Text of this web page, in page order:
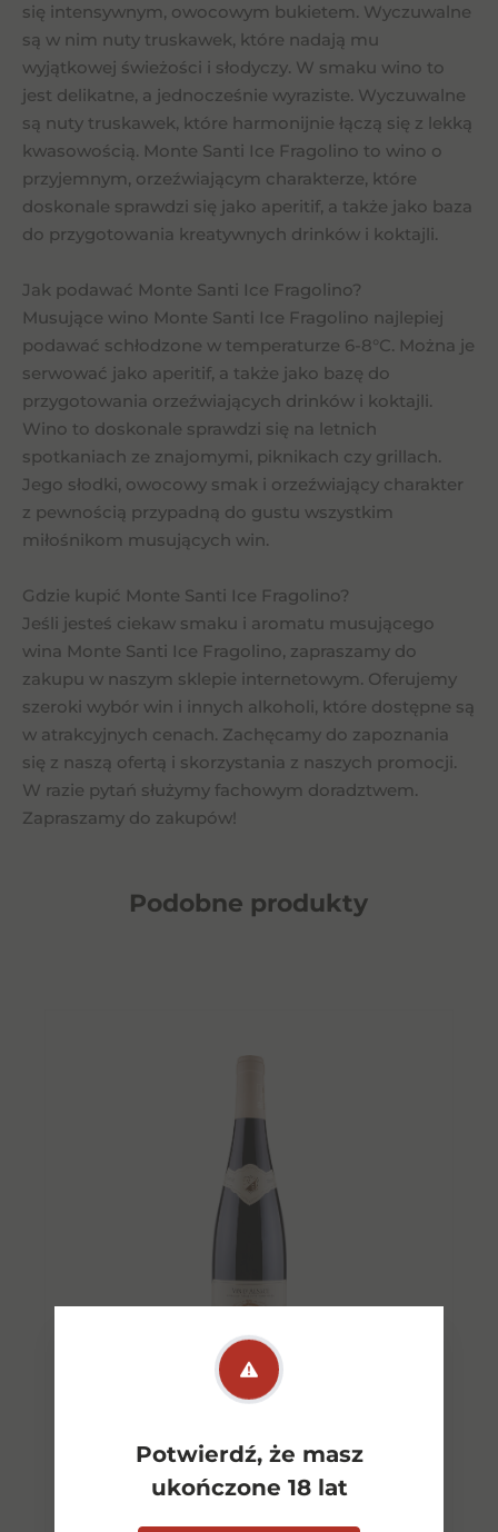
Potwierdź, że masz
ukończone 18 lat
się intensywnym, owocowym bukietem. Wyczuwalne
są w nim nuty truskawek, które nadają mu
wyjątkowej świeżości i słodyczy. W smaku wino to
jest delikatne, a jednocześnie wyraziste. Wyczuwalne
są nuty truskawek, które harmonijnie łączą się z lekką
kwasowością. Monte Santi Ice Fragolino to wino o
przyjemnym, orzeźwiającym charakterze, które
doskonale sprawdzi się jako aperitif, a także jako baza
do przygotowania kreatywnych drinków i koktajli.
Jak podawać Monte Santi Ice Fragolino?
Musujące wino Monte Santi Ice Fragolino najlepiej
podawać schłodzone w temperaturze 6-8°C. Można je
serwować jako aperitif, a także jako bazę do
przygotowania orzeźwiających drinków i koktajli.
Wino to doskonale sprawdzi się na letnich
spotkaniach ze znajomymi, piknikach czy grillach.
Jego słodki, owocowy smak i orzeźwiający charakter
z pewnością przypadną do gustu wszystkim
miłośnikom musujących win.
Gdzie kupić Monte Santi Ice Fragolino?
Jeśli jesteś ciekaw smaku i aromatu musującego
wina Monte Santi Ice Fragolino, zapraszamy do
zakupu w naszym sklepie internetowym. Oferujemy
szeroki wybór win i innych alkoholi, które dostępne są
w atrakcyjnych cenach. Zachęcamy do zapoznania
się z naszą ofertą i skorzystania z naszych promocji.
W razie pytań służymy fachowym doradztwem.
Zapraszamy do zakupów!
Podobne produkty
Alsace Pinot Noir CW 0,75l
12,5% Maurice Schuller